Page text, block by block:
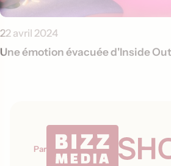
22 avril 2024
Une émotion évacuée d'Inside
Par